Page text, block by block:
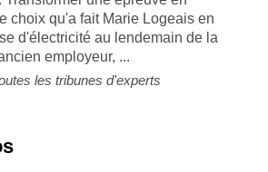
une épreuve en
choix qu'a fait Marie Logeais en
d'électricité au lendemain de la